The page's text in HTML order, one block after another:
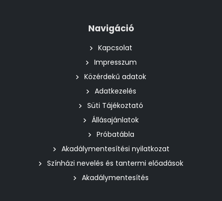
Navigáció
Kapcsolat
Impresszum
Közérdekű adatok
Adatkezelés
Süti Tájékoztató
Állásajánlatok
Próbatábla
Akadálymentesítési nyilatkozat
Színházi nevelés és tantermi előadások
Akadálymentesítés